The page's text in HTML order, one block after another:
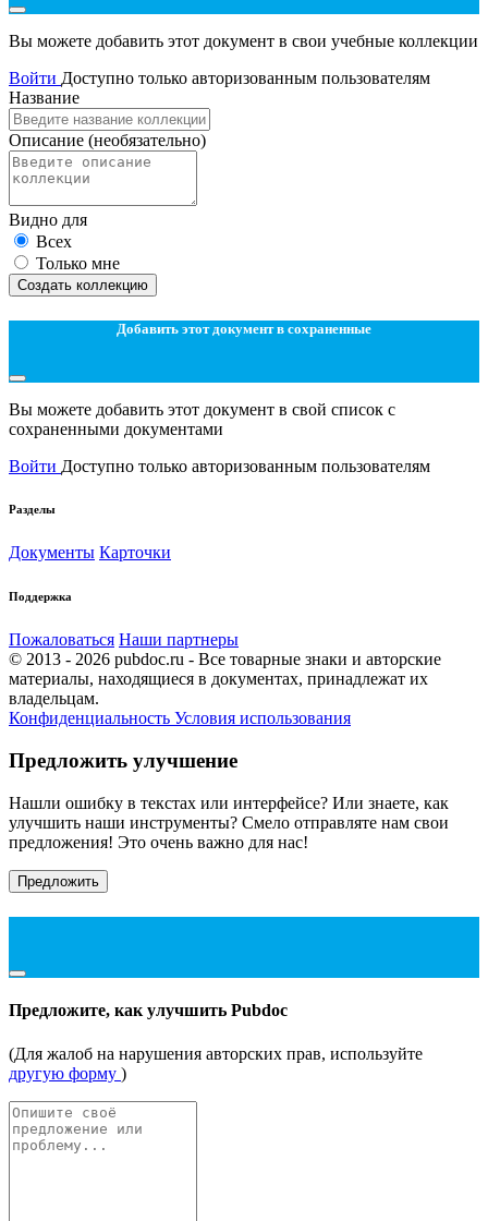
Вы можете добавить этот документ в свои учебные коллекции
Войти Доступно только авторизованным пользователям
Название
Описание (необязательно)
Видно для
Всех
Только мне
Создать коллекцию
Добавить этот документ в сохраненные
Вы можете добавить этот документ в свой список с
сохраненными документами
Войти Доступно только авторизованным пользователям
Разделы
Документы Карточки
Поддержка
Пожаловаться Наши партнеры
© 2013 - 2026 pubdoc.ru - Все товарные знаки и авторские
материалы, находящиеся в документах, принадлежат их
владельцам.
Конфиденциальность Условия использования
Предложить улучшение
Нашли ошибку в текстах или интерфейсе? Или знаете, как
улучшить наши инструменты? Смело отправляте нам свои
предложения! Это очень важно для нас!
Предложить
Предложите, как улучшить Pubdoc
(Для жалоб на нарушения авторских прав, используйте
другую форму )